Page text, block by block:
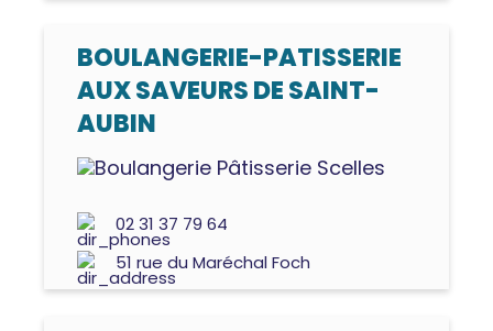
BOULANGERIE-PATISSERIE
AUX SAVEURS DE SAINT-
AUBIN
02 31 37 79 64
51 rue du Maréchal Foch